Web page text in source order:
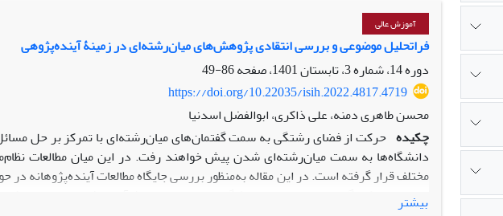
آموزش عالی
فراتحلیل موضوعی و بررسی انتقادی پژوهش‌های میان‌رشته‌ای در زمینۀ آینده‌پژوهی
دوره 14، شماره 3، تابستان 1401، صفحه
86-49
https://doi.org/10.22035/isih.2022.4817.4719
محسن طاهری دمنه، علی ذاکری، ابوالفضل اسدنیا
چکیده حرکت از فضای رشتگی به سمت گفتمان‌های میان‌رشته‌‌ای با تمرکز بر حل
دانشگاه‌ها به سمت میان‌رشته‌‌ای شدن پیش خواهند رفت. در این میان مطالعات
مختلف قرار گرفته است. در این مقاله به‌منظور بررسی جایگاه مطالعات آینده‌پژوهانه
بیشتر